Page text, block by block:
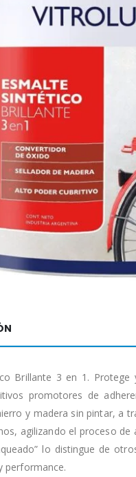
Brillante 3 en 1.
promotores de
y madera sin pintar, a
agilizando el proceso
lo distingue de
performance.